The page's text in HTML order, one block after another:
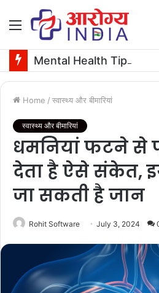
Menu
Home / स्वास्थ्य और बीमारियां
स्वास्थ्य और बीमारियां
धमनियां फटने से
देता है ऐसे संकेत,
जा सकती है जान
Rohit Software July 3, 2024